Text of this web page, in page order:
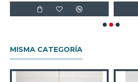
MISMA CATEGORÍA